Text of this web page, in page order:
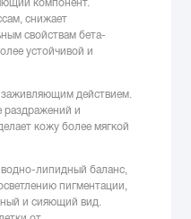
компонент.
снижает
свойствам бета-
устойчивой и
действием.
раздражений и
кожу более мягкой
липидный баланс,
пигментации,
и сияющий вид.